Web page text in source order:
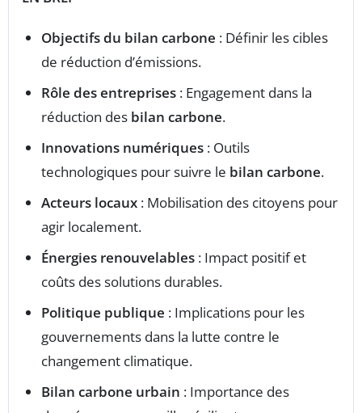
Objectifs du bilan carbone : Définir les cibles
de réduction d’émissions.
Rôle des entreprises : Engagement dans la
réduction des bilan carbone.
Innovations numériques : Outils
technologiques pour suivre le bilan carbone.
Acteurs locaux : Mobilisation des citoyens pour
agir localement.
Énergies renouvelables : Impact positif et
coûts des solutions durables.
Politique publique : Implications pour les
gouvernements dans la lutte contre le
changement climatique.
Bilan carbone urbain : Importance des